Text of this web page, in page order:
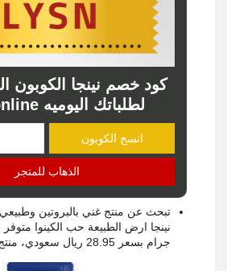
كود خصم نينجا الكوبون
لطلباتك اليوميه ninja online
انسخ الكوبون
الذهاب للمتجر
تبحث عن منتج غني بالبروتين
جرام بسعر 28.95 ريال سعودي، منتج طبيعي عال الجودة.